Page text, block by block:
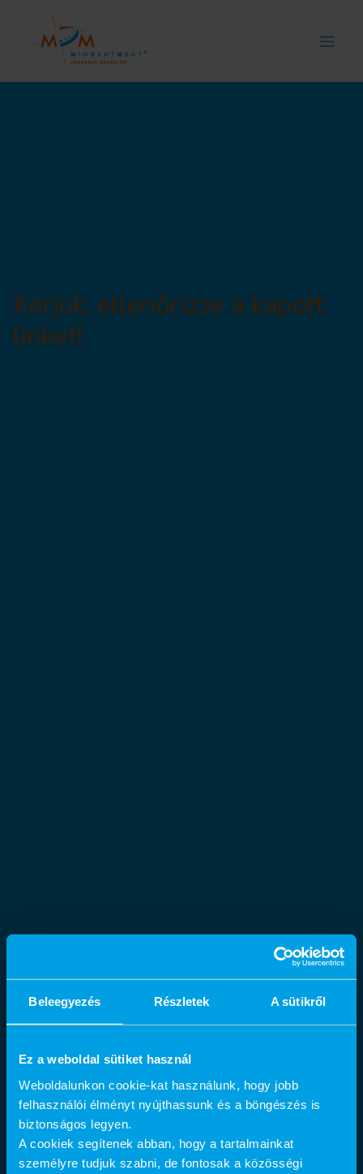
Beleegyezés Részletek A sütikről
Ez a weboldal sütiket használ
Weboldalunkon cookie-kat használunk, hogy jobb
felhasználói élményt nyújthassunk és a böngészés is
biztonságos legyen.
A cookiek segítenek abban, hogy a tartalmainkat
személyre tudjuk szabni, de fontosak a közösségi
Kérjük, ellenőrizze a kapott
linket!